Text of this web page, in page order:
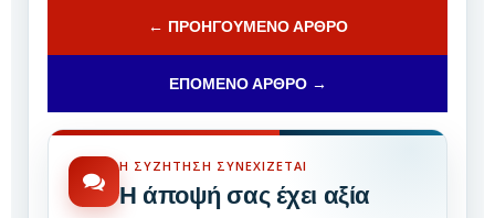
← ΠΡΟΗΓΟΎΜΕΝΟ ΆΡΘΡΟ
ΕΠΌΜΕΝΟ ΆΡΘΡΟ →
Η ΣΥΖΉΤΗΣΗ ΣΥΝΕΧΊΖΕΤΑΙ
Η άποψή σας έχει αξία